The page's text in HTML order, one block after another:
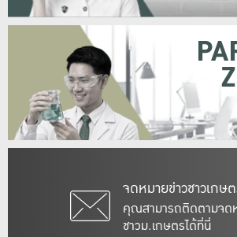
จดหมายข่าวชาวเกษ
คุณสามารถติดตามจด
ชาวม.เกษตรได้ที่นี่